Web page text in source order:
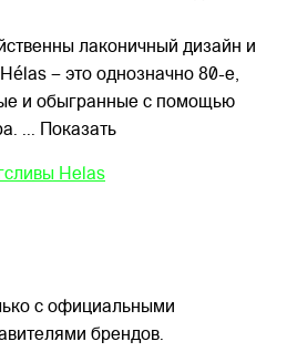
лаконичный дизайн и
– это однозначно 80-е,
и обыгранные с помощью
... Показать
Helas
с официальными
брендов.